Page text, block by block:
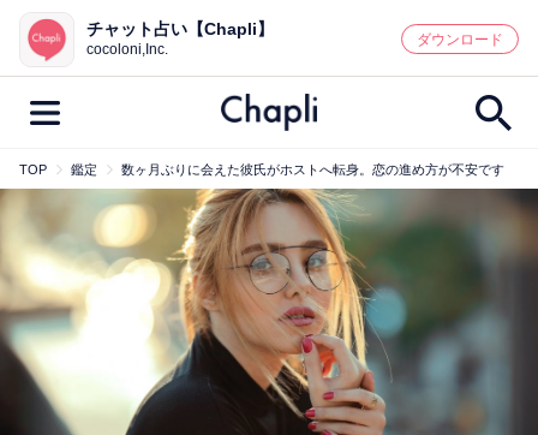
鑑定記事・占い師検索
最新記事一覧
人気記事一覧
カテゴリー別
占い師 キャンペーン
キーワード別
チャット占い【Chapli】
cocoloni,Inc.
ダウンロード
TOP 鑑定 数ヶ月ぶりに会えた彼氏がホストへ転身。恋の進め方が不安です